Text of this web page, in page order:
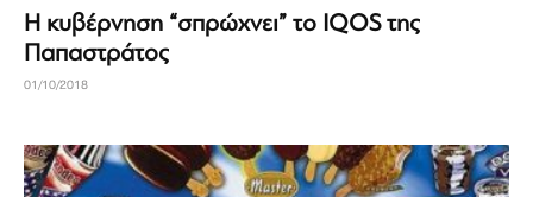
Η κυβέρνηση “σπρώχνει” το IQOS της
Παπαστράτος
01/10/2018